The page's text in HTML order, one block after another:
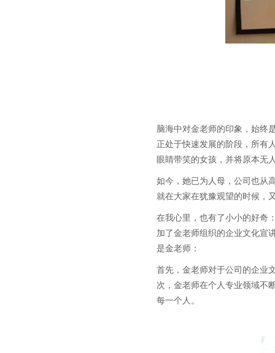
脑海中对金老师的印象，始终
正处于快速发展的阶段，所有
眼睛带笑的女孩，并将原本无
如今，她已为人母，公司也从
就在大家在犹豫观望的时候，
在我心里，也有了小小的好奇
加了金老师组织的企业文化宣
是金老师：
首先，金老师对于公司的企业
次，金老师在个人专业领域不
每一个人。